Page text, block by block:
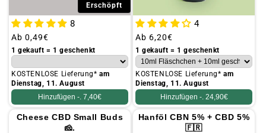
Erschöpft
8
Üblicher
Preis
Ab 0,49€
1 gekauft = 1 geschenkt
KOSTENLOSE Lieferung*am
Dienstag, 11. August
Hinzufügen -. 7,40€
4
Üblicher
Preis
Ab 6,20€
1 gekauft = 1 geschenkt
KOSTENLOSE Lieferung*am
Dienstag, 11. August
Hinzufügen -. 24,90€
Cheese CBD Small Buds
🧀.
Hanföl CBN 5% + CBD 5%
🇫🇷